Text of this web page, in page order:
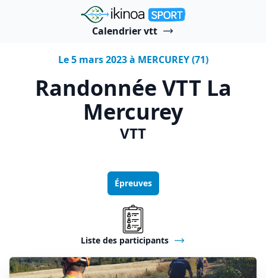
"Ikinoa Sport"
Calendrier vtt
Le 5 mars 2023 à MERCUREY (71)
Randonnée VTT La
Mercurey
VTT
Épreuves
Liste des participants